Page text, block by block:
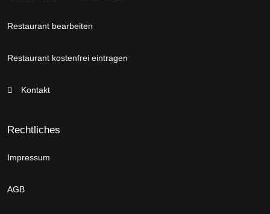
Restaurant bearbeiten
Restaurant kostenfrei eintragen
Kontakt
Rechtliches
Impressum
AGB